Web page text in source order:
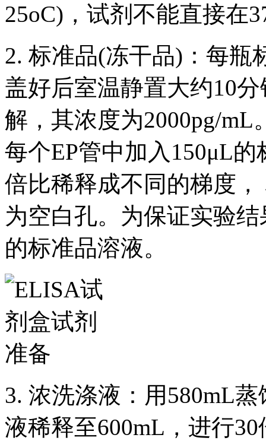
25oC)，试剂不能直接在
2. 标准品(冻干品)：每瓶
盖好后室温静置大约10
解，其浓度为2000pg/mL
每个EP管中加入150μL
倍比稀释成不同的梯度
为空白孔。为保证实验
的标准品溶液。
3. 浓洗涤液：用580mL
液稀释至600mL，进行